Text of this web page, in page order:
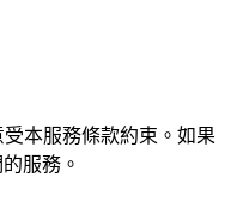
本服務條款約束。如果
服務。